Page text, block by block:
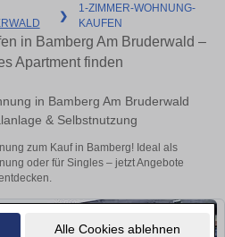
Alle Cookies ablehnen
❯
1-ZIMMER-WOHNUNG-
KAUFEN
in Bamberg Am Bruderwald –
Apartment finden
in Bamberg Am Bruderwald
& Selbstnutzung
zum Kauf in Bamberg! Ideal als
oder für Singles – jetzt Angebote